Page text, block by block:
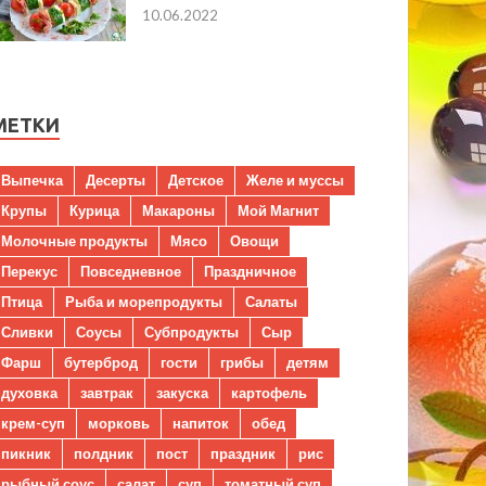
10.06.2022
Выпечка Десерты Детское
Желе и муссы
Крупы
Курица Макароны
Мой Магнит
Молочные продукты
Мясо
Овощи
Перекус
Повседневное
Праздничное
Птица
Рыба и морепродукты
Салаты
Сливки
Соусы Субпродукты
Сыр
Фарш
бутерброд гости грибы
детям
духовка
завтрак закуска
картофель
крем-суп
морковь напиток
обед
пикник
полдник пост праздник
рис